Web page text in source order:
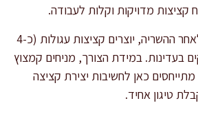
קציצות מדויקות וקלות לעבודה.
עיצוב וציפוי: מיד לאחר ההשריה, יוצרים קציצות עגולות (כ-4
בעדינות. במידת הצורך, מניחים קמצוץ
מתייחסים כאן לחשיבות יצירת קציצה
טיגון אחיד.